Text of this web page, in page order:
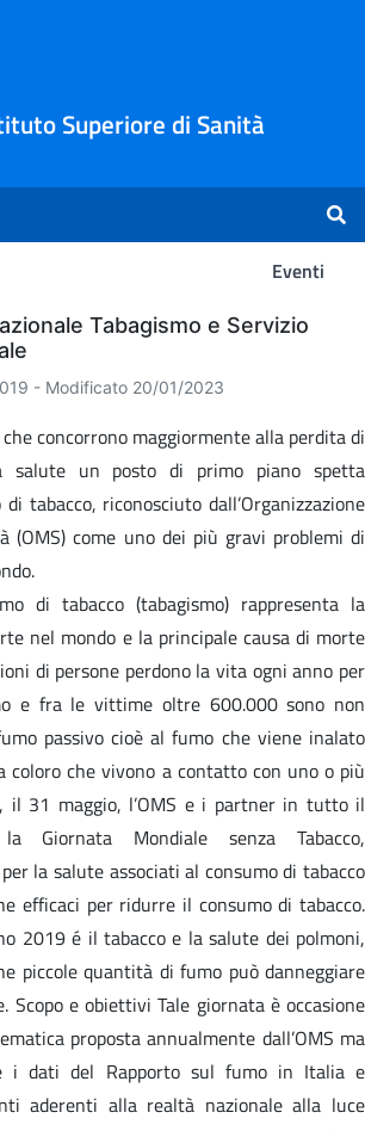
Superiore di Sanità
Eventi
Tabagismo e Servizio
- Modificato 20/01/2023
concorrono maggiormente alla perdita di
un posto di primo piano spetta
tabacco, riconosciuto dall’Organizzazione
(OMS) come uno dei più gravi problemi di
di tabacco (tabagismo) rappresenta la
nel mondo e la principale causa di morte
di persone perdono la vita ogni anno per
e fra le vittime oltre 600.000 sono non
passivo cioè al fumo che viene inalato
coloro che vivono a contatto con uno o più
il 31 maggio, l’OMS e i partner in tutto il
Giornata Mondiale senza Tabacco,
la salute associati al consumo di tabacco
efficaci per ridurre il consumo di tabacco.
2019 é il tabacco e la salute dei polmoni,
piccole quantità di fumo può danneggiare
Scopo e obiettivi Tale giornata è occasione
proposta annualmente dall’OMS ma
i dati del Rapporto sul fumo in Italia e
aderenti alla realtà nazionale alla luce